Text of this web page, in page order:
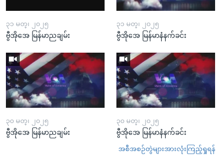
၃၁ မတ္၊ ၂၀၂၅
ဗွီအိုအေ မြန်မာညချမ်း
၃၁ မတ္၊ ၂၀၂၅
ဗွီအိုအေ မြန်မာနံနက်ခင်း
၃၀ မတ္၊ ၂၀၂၅
ဗွီအိုအေ မြန်မာညချမ်း
၃၀ မတ္၊ ၂၀၂၅
ဗွီအိုအေ မြန်မာနံနက်ခင်း
အစီအစဉ်တွဲများအားလုံးကြည့်ရှုရန်